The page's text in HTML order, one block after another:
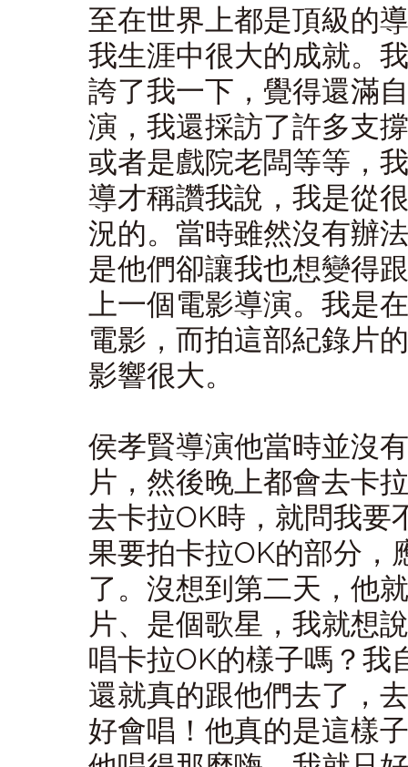
至在世界上都是頂級的
我生涯中很大的成就。
誇了我一下，覺得還滿
演，我還採訪了許多支
或者是戲院老闆等等，
導才稱讚我說，我是從
況的。當時雖然沒有辦
是他們卻讓我也想變得
上一個電影導演。我是
電影，而拍這部紀錄片
影響很大。
侯孝賢導演他當時並沒
片，然後晚上都會去卡
去卡拉OK時，就問我要
果要拍卡拉OK的部分，
了。沒想到第二天，他
片、是個歌星，我就想
唱卡拉OK的樣子嗎？我
還就真的跟他們去了，
好會唱！他真的是這樣